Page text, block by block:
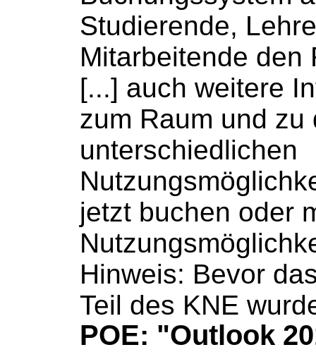
Studierende,
Mitarbeitende den
[...] auch weitere
zum Raum und zu
unterschiedlichen
jetzt buchen oder
Hinweis: Bevor
Teil des KNE
POE: "Outlook